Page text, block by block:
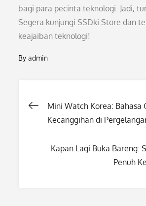
bagi para pecinta teknologi. Jadi,
Segera kunjungi SSDki Store dan
keajaiban teknologi!
Byadmin
Post
Mini Watch Korea: Bahasa
Kecanggihan di
Kapan Lagi Buka Bareng:
Penuh